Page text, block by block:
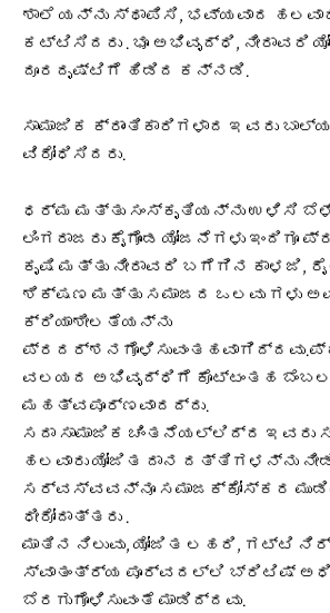
ಶಾಲೆ ಯನ್ನು ಸ್ಥಾಪಿಸಿ, ಭವ್ಯವಾದ
ಕಟ್ಟಿಸಿದರು‌ . ಭೂ ಅಭಿವೃದ್ಧಿ, ನೀರಾವರಿ
ದೂರದೃಷ್ಟಿಗೆ ಹಿಡಿದ ಕನ್ನಡಿ.
ಸಾಮಾಜಿಕ ಕ್ರಾಂತಿಕಾರಿಗಳಾದ ಇವರು
ವಿರೋಧಿಸಿದರು.
ಧರ್ಮ ಮತ್ತು ಸಂಸ್ಕೃತಿಯನ್ನು ಉಳಿಸಿ
ಲಿಂಗರಾಜರು ಕೈಗೊಂಡ ಯೋಜನೆಗಳು
ಕೃಷಿ ಮತ್ತು ನೀರಾವರಿ ಬಗೆಗಿನ ಕಾಳಜಿ,
ಶಿಕ್ಷಣ ಮತ್ತು ಸಮಾಜದ ಒಲವು ಗಳು
ಕ್ರಿಯಾಶೀಲತೆಯನ್ನು
ವಲಯದ ಅಭಿವೃದ್ಧಿಗೆ ಕೊಟ್ಟಂತಹ
ಮಹತ್ವಪೂರ್ಣವಾದದ್ದು.
ಸದಾ ಸಾಮಾಜಿಕ ಚಿಂತನೆಯಲ್ಲಿದ್ದ ಇವರು
ಹಲವಾರು ಯೋಜಿತ ದಾನ ದತ್ತಿಗಳನ್ನು
ಸರ್ವಸ್ವವನ್ನೂ ಸಮಾಜಕ್ಕೋಸ್ಕರ
ಧೀರೋದಾತ್ತರು .
ಮಾತಿನ ನಿಲುವು, ಯೋಜಿತ ಲಹರಿ, ಗಟ್ಟಿ
ಸ್ವಾತಂತ್ರ್ಯ ಪೂರ್ವದಲ್ಲಿ ಬ್ರಿಟಿಷ್
ಬೆರಗುಗೊಳಿಸುವಂತೆ ಮಾಡಿದ್ದವು.